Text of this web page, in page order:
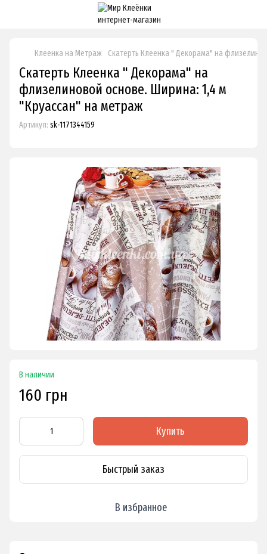
Клеенка на Метраж Скатерть Клеенка " Декорама" на
Скатерть Клеенка " Декорама" на
флизелиновой основе. Ширина: 1,4 м
"Круассан" на метраж
Артикул: sk-1171344159
В наличии
160 грн
Купить
Быстрый заказ
В избранное